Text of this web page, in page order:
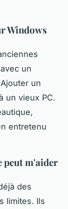
Windows
un
un
un vieux PC.
entretenu
peut m'aider
des
limites. Ils